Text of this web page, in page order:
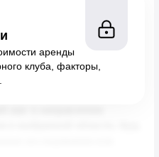
аренды
клуба, факторы,